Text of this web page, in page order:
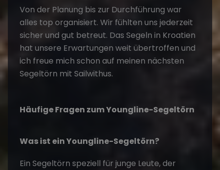
Von der Planung bis zur Durchführung war
alles top organisiert. Wir fühlten uns jederzeit
sicher und gut betreut. Das Segeln in Kroatien
hat unsere Erwartungen weit übertroffen und
ich freue mich schon auf meinen nächsten
Segeltörn mit Sailwithus.
Häufige Fragen zum Youngline-Segeltörn
Was ist ein Youngline-Segeltörn?
Ein Segeltörn speziell für junge Leute, der